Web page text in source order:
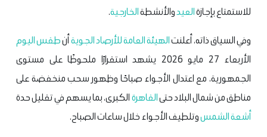
للاستمتاع بإجازةالعيدوالأنشطةالخارجية.
وفي السياق ذاته، أعلنتالهيئة العامة للأرصاد الجويةأنطقس اليوم
الأربعاء 27 مايو 2026 يشهد استقرارًا ملحوظًا على مستوى
الجمهورية، مع اعتدال الأجواء صباحًا وظهور سحب منخفضة على
مناطق من شمال البلاد حتىالقاهرةالكبرى، بما يسهم في تقليل حدة
أشعة الشمسوتلطيف الأجواء خلال ساعات الصباح.